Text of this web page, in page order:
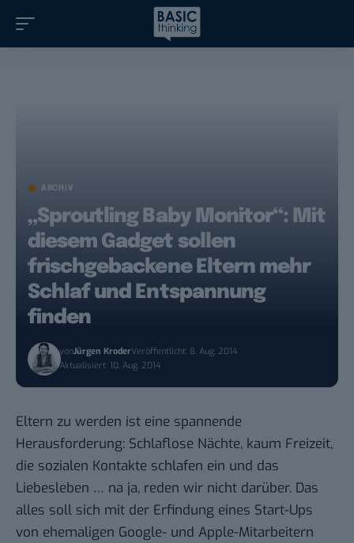
ARCHIV
„Sproutling Baby Monitor“: Mit
diesem Gadget sollen
frischgebackene Eltern mehr
Schlaf und Entspannung
finden
vonJürgen KroderVeröffentlicht: 8. Aug. 2014
Aktualisiert: 10. Aug. 2014
Eltern zu werden ist eine spannende
Herausforderung: Schlaflose Nächte, kaum Freizeit,
die sozialen Kontakte schlafen ein und das
Liebesleben … na ja, reden wir nicht darüber. Das
alles soll sich mit der Erfindung eines Start-Ups
von ehemaligen Google- und Apple-Mitarbeitern